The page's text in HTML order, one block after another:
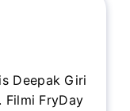
Deepak Giri
Filmi FryDay